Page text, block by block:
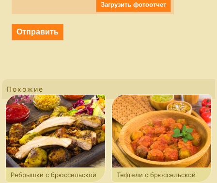
Загрузить фотоотчет
Похожие
Ребрышки с брюссельской
Тефтели с брюссельской